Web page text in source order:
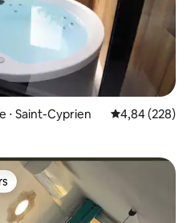
⋅ Saint-Cyprien Évaluation
4,84 (228)
plus appréciés